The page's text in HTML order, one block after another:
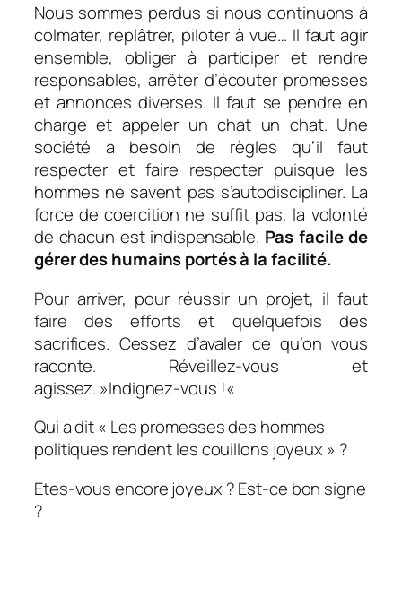
Nous sommes perdus si nous continuons à
colmater, replâtrer, piloter à vue… Il faut agir
ensemble, obliger à participer et rendre
responsables, arrêter d’écouter promesses
et annonces diverses. Il faut se pendre en
charge et appeler un chat un chat. Une
société a besoin de règles qu’il faut
respecter et faire respecter puisque les
hommes ne savent pas s’autodiscipliner. La
force de coercition ne suffit pas, la volonté
de chacun est indispensable. Pas facile de
gérer des humains portés à la facilité.
Pour arriver, pour réussir un projet, il faut
faire des efforts et quelquefois des
sacrifices. Cessez d’avaler ce qu’on vous
raconte. Réveillez-vous et
agissez. »Indignez-vous !«
Qui a dit « Les promesses des hommes
politiques rendent les couillons joyeux » ?
Etes-vous encore joyeux ? Est-ce bon signe
?